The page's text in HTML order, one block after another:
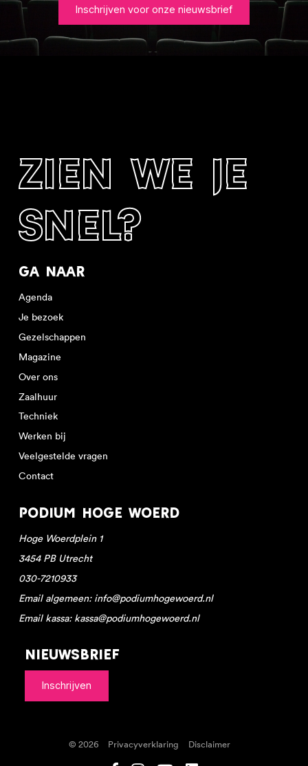
Inschrijven voor onze nieuwsbrief
ZIEN WE JE
SNEL?
GA NAAR
Agenda
Je bezoek
Gezelschappen
Magazine
Over ons
Zaalhuur
Techniek
Werken bij
Veelgestelde vragen
Contact
Podium Hoge Woerd
Hoge Woerdplein 1
3454 PB Utrecht
030-7210933
Email algemeen: info@podiumhogewoerd.nl
Email kassa: kassa@podiumhogewoerd.nl
Nieuwsbrief
Inschrijven
© 2026 Privacyverklaring Disclaimer